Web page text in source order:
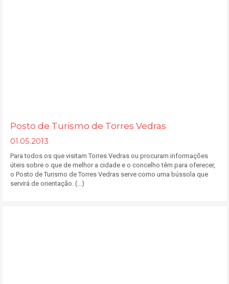
Posto de Turismo de Torres Vedras
01.05.2013
Para todos os que visitam Torres Vedras ou procuram informações
úteis sobre o que de melhor a cidade e o concelho têm para oferecer,
o Posto de Turismo de Torres Vedras serve como uma bússola que
servirá de orientação. (...)